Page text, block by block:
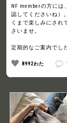
NF memberの方に
認してくださいね）
くまで楽しみにされ
さいませ。
定期的なご案内でし
8992わた